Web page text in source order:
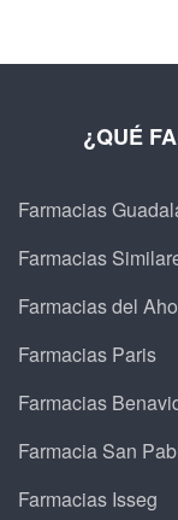
¿QUÉ
Farmacias
Farmacias
Farmacias del
Farmacias Paris
Farmacias
Farmacia San
Farmacias Isseg